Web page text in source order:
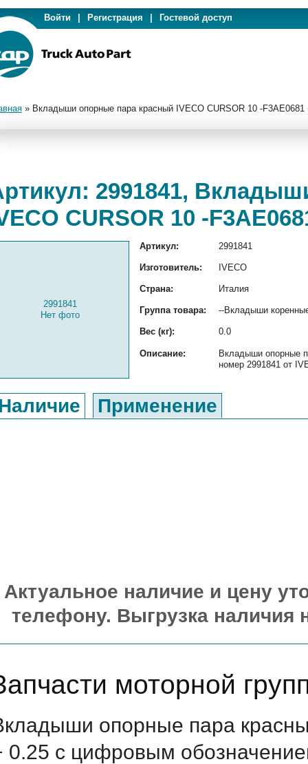
Войти Регистрация Гостевой доступ
» Вкладыши опорные пара красный IVECO CURSOR 10 -F3AE0681
2991841,
CURSOR 10 -
2991841
Нет фото
Артикул: 2991841
Изготовитель: IVECO
Страна: Италия
Группа товара: --Вкладыши
Вес (кг): 0.0
Описание:
Вкладыши опорные
номер 2991841 от
Применение
Актуальное наличие и цену
телефону. Выгрузка наличия
моторной
опорные пара
0.25 с цифровым